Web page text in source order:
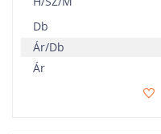
Db
Ár/Db
Ár